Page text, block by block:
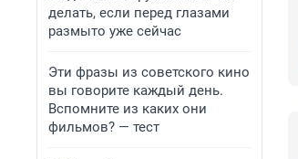
делать, если перед глазами
размыто уже сейчас
Эти фразы из советского кино
вы говорите каждый день.
Вспомните из каких они
фильмов? — тест